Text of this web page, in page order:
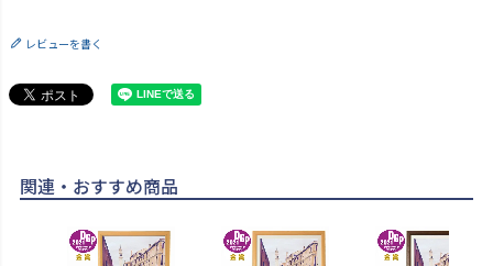
レビューを書く
関連・おすすめ商品